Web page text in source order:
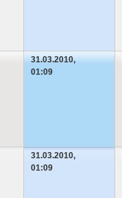
31.03.2010,
01:09
31.03.2010,
01:09